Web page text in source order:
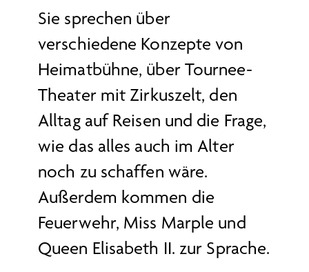
Sie sprechen über
verschiedene Konzepte von
Heimatbühne, über Tournee-
Theater mit Zirkuszelt, den
Alltag auf Reisen und die Frage,
wie das alles auch im Alter
noch zu schaffen wäre.
Außerdem kommen die
Feuerwehr, Miss Marple und
Queen Elisabeth II. zur Sprache.